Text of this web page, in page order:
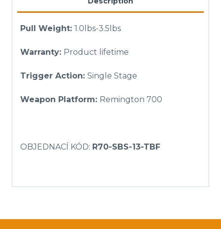
Pull Weight: 1.0lbs-3.5lbs
Warranty: Product lifetime
Trigger Action: Single Stage
Weapon Platform: Remington 700
OBJEDNACÍ KÓD: R70-SBS-13-TBF